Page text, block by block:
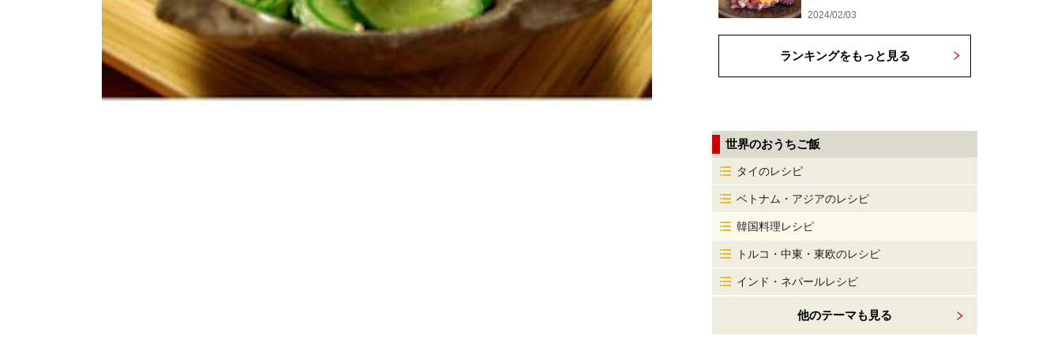
2024/02/03
ランキングをもっと見る
世界のおうちご飯
タイのレシピ
ベトナム・アジアのレシピ
韓国料理レシピ
トルコ・中東・東欧のレシピ
インド・ネパールレシピ
他のテーマも見る